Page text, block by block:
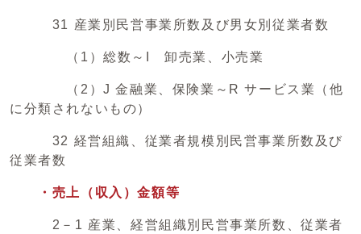
31 産業別民営事業所数及び男女別従業者数
（1）総数～I 卸売業、小売業
（2）J 金融業、保険業～R サービス業（他
に分類されないもの）
32 経営組織、従業者規模別民営事業所数及び
従業者数
・売上（収入）金額等
2－1 産業、経営組織別民営事業所数、従業者